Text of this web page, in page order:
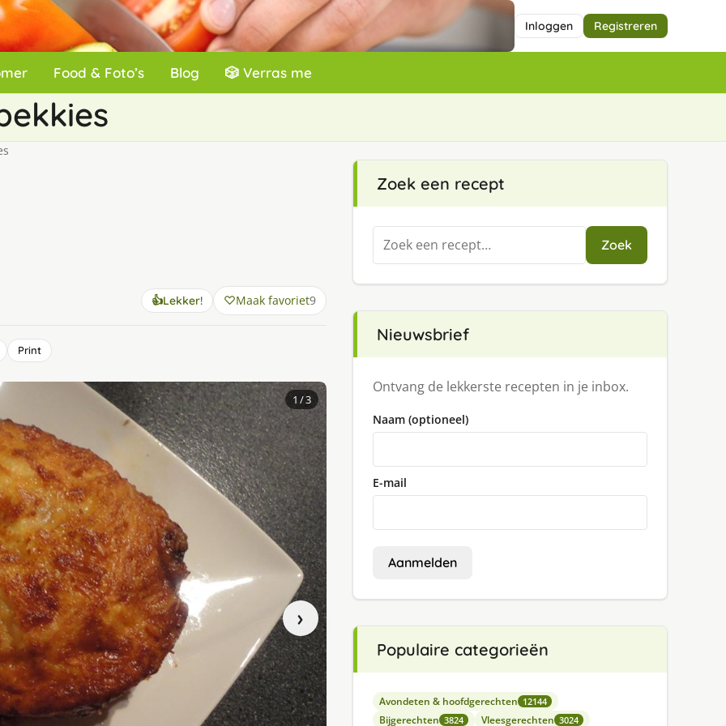
Inloggen Registreren
Food & Foto’s Blog 🎲 Verras me
👍Lekker! Maak favoriet9
Print
›
1 / 3
Zoek een recept
Zoeken
naar:
Zoek
Nieuwsbrief
Ontvang de lekkerste recepten in je inbox.
Naam (optioneel)
E-mail
Aanmelden
Populaire categorieën
Avondeten & hoofdgerechten 12144
Bijgerechten 3824 Vleesgerechten 3024